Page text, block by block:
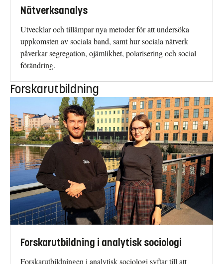
Nätverksanalys
Utvecklar och tillämpar nya metoder för att undersöka
uppkomsten av sociala band, samt hur sociala nätverk
påverkar segregation, ojämlikhet, polarisering och social
förändring.
Forskarutbildning
Forskarutbildning i analytisk sociologi
Forskarutbildningen i analytisk sociologi syftar till att